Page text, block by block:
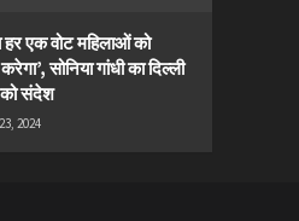
एक वोट महिलाओं को
सोनिया गांधी का दिल्ली
को संदेश
2024